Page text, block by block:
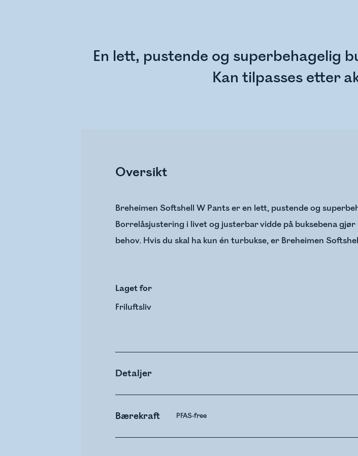
En lett, pustende og superbehagelig
Kan tilpasses etter
Oversikt
Breheimen Softshell W Pants er en lett, pustende og
Borrelåsjustering i livet og justerbar vidde på buksebena
behov. Hvis du skal ha kun én turbukse, er Breheimen
Laget for
Friluftsliv
Detaljer
Bærekraft PFAS-free